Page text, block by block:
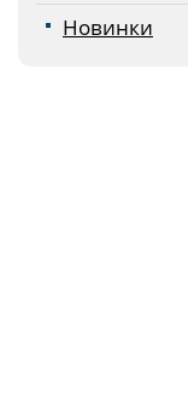
Новинки